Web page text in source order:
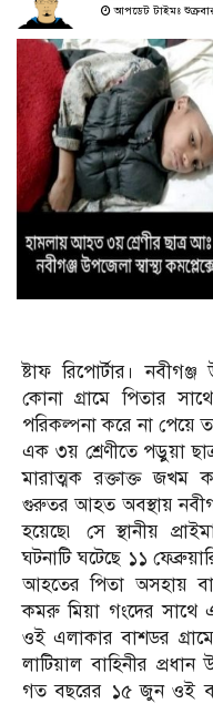
আপডেট টাইমঃ
ষ্টাফ রিপোর্টার।
কোনা গ্রামে পিতার
পরিকল্পনা করে না পেয়ে
এক ৩য় শ্রেণীতে পড়ুয়া
মারাত্মক রক্তাক্ত জখম
গুরুতর আহত অবস্থায়
হয়েছে৷ সে স্থানীয়
ঘটনাটি ঘটেছে ১১
আহতের পিতা অসহায়
কমরু মিয়া গংদের সাথে
ওই এলাকার বাশডর
লাটিয়াল বাহিনীর
গত বছরের ১৫ জুন ওই